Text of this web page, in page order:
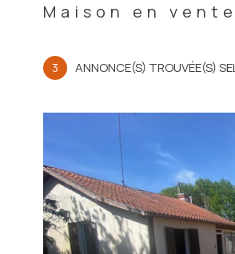
Maison en
3 ANNONCE(S) TROUVÉE(S)